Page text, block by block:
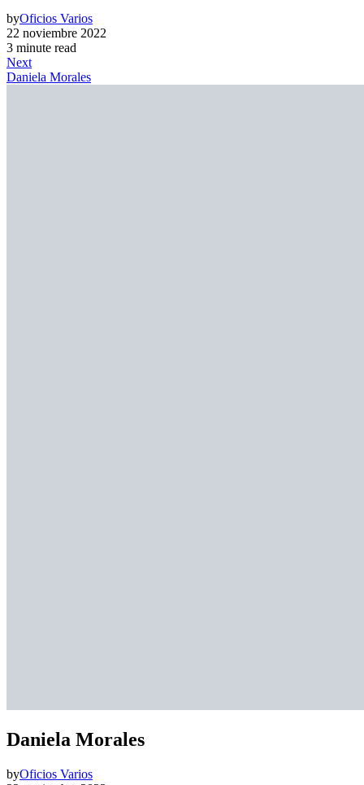
byOficios Varios
22 noviembre 2022
3 minute read
Next
Daniela Morales
Daniela Morales
byOficios Varios